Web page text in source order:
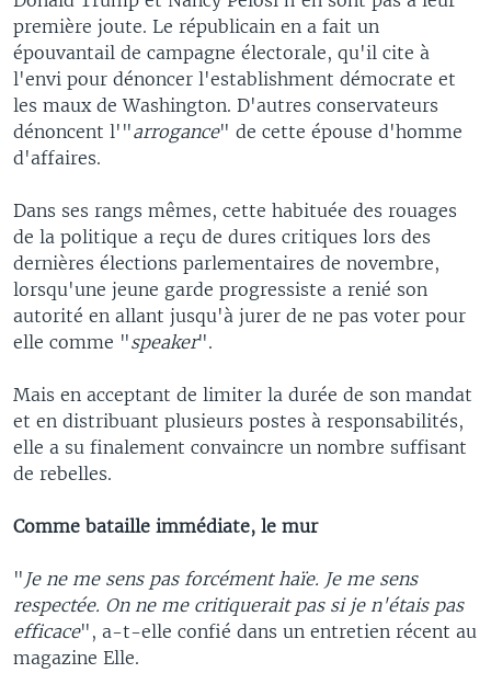
première joute. Le républicain en a fait un
épouvantail de campagne électorale, qu'il cite à
l'envi pour dénoncer l'establishment démocrate et
les maux de Washington. D'autres conservateurs
dénoncent l'"arrogance" de cette épouse d'homme
d'affaires.
Dans ses rangs mêmes, cette habituée des rouages
de la politique a reçu de dures critiques lors des
dernières élections parlementaires de novembre,
lorsqu'une jeune garde progressiste a renié son
autorité en allant jusqu'à jurer de ne pas voter pour
elle comme "speaker".
Mais en acceptant de limiter la durée de son mandat
et en distribuant plusieurs postes à responsabilités,
elle a su finalement convaincre un nombre suffisant
de rebelles.
Comme bataille immédiate, le mur
" Je ne me sens pas forcément haïe. Je me sens
respectée. On ne me critiquerait pas si je n'étais pas
efficace", a-t-elle confié dans un entretien récent au
magazine Elle.